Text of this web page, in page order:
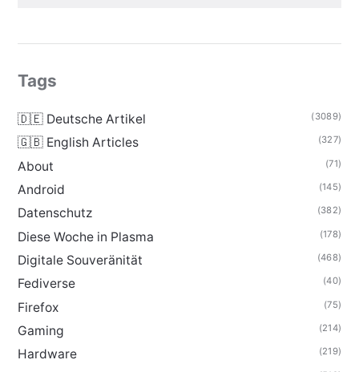
Tags
🇩🇪 Deutsche Artikel (3089)
🇬🇧 English Articles (327)
About (71)
Android (145)
Datenschutz (382)
Diese Woche in Plasma (178)
Digitale Souveränität (468)
Fediverse (40)
Firefox (75)
Gaming (214)
Hardware (219)